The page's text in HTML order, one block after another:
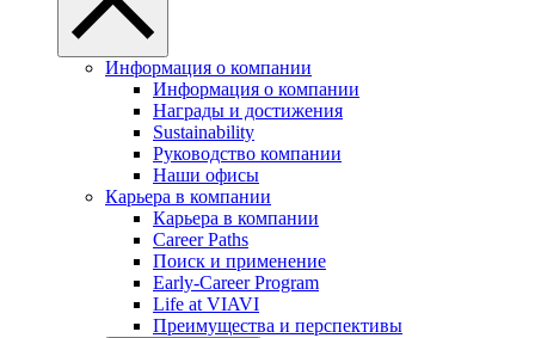
Информация о компании
Информация о компании
Награды и достижения
Sustainability
Руководство компании
Наши офисы
Карьера в компании
Карьера в компании
Career Paths
Поиск и применение
Early-Career Program
Life at VIAVI
Преимущества и перспективы